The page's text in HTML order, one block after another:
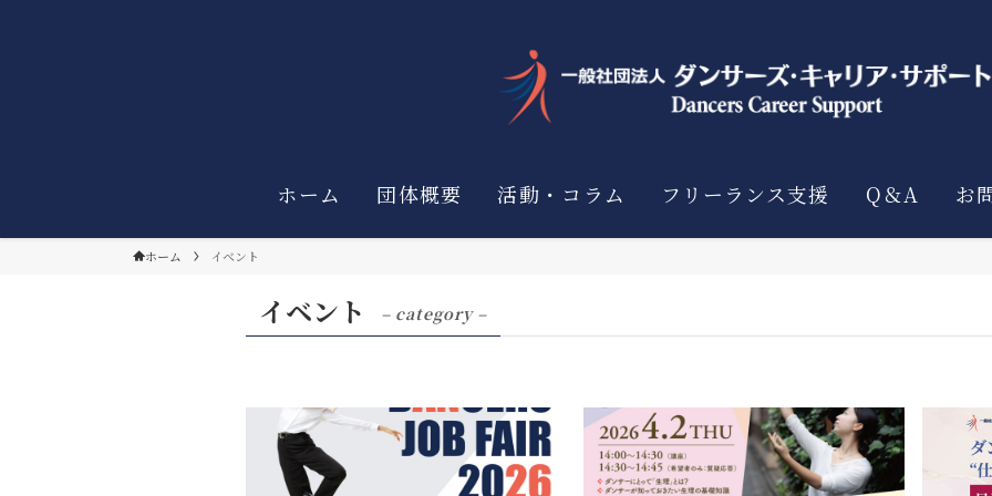
ホーム 団体概要 活動・コラム フリーランス支援 Q＆A お
ホーム イベント
イベント – category –